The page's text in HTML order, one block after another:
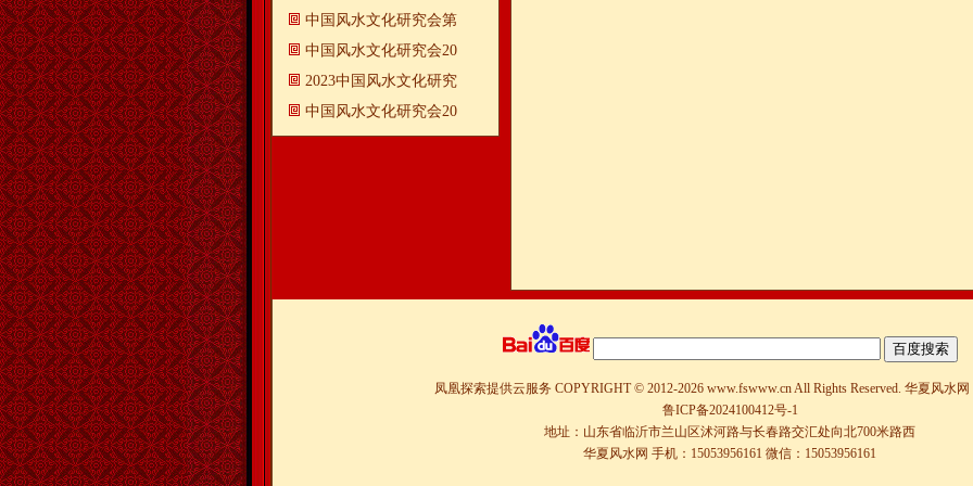
中国风水文化研究会第
中国风水文化研究会20
2023中国风水文化研究
中国风水文化研究会20
凤凰探索提供云服务 COPYRIGHT © 2012-2026 www.fswww.cn All Rights Reserved. 华夏风水网
鲁ICP备2024100412号-1
地址：山东省临沂市兰山区沭河路与长春路交汇处向北700米路西
华夏风水网 手机：15053956161 微信：15053956161